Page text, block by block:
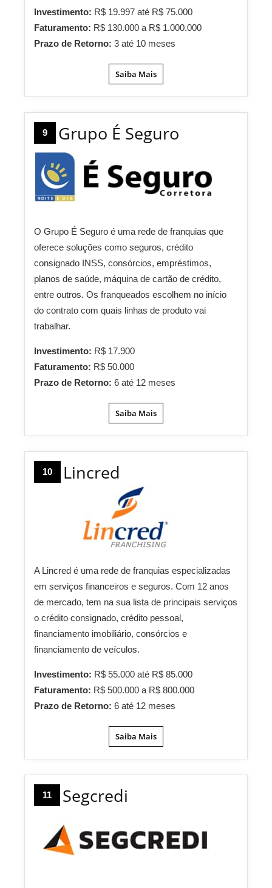
Investimento: R$ 19.997 até R$ 75.000
Faturamento: R$ 130.000 a R$ 1.000.000
Prazo de Retorno: 3 até 10 meses
Saiba Mais
9 Grupo É Seguro
O Grupo É Seguro é uma rede de franquias que
oferece soluções como seguros, crédito
consignado INSS, consórcios, empréstimos,
planos de saúde, máquina de cartão de crédito,
entre outros. Os franqueados escolhem no início
do contrato com quais linhas de produto vai
trabalhar.
Investimento: R$ 17.900
Faturamento: R$ 50.000
Prazo de Retorno: 6 até 12 meses
Saiba Mais
10 Lincred
A Lincred é uma rede de franquias especializadas
em serviços financeiros e seguros. Com 12 anos
de mercado, tem na sua lista de principais serviços
o crédito consignado, crédito pessoal,
financiamento imobiliário, consórcios e
financiamento de veículos.
Investimento: R$ 55.000 até R$ 85.000
Faturamento: R$ 500.000 a R$ 800.000
Prazo de Retorno: 6 até 12 meses
Saiba Mais
11 Segcredi